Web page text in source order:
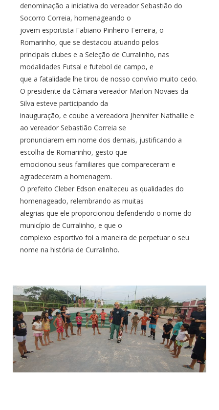
denominação a iniciativa do vereador Sebastião do
Socorro Correia, homenageando o
jovem esportista Fabiano Pinheiro Ferreira, o
Romarinho, que se destacou atuando pelos
principais clubes e a Seleção de Curralinho, nas
modalidades Futsal e futebol de campo, e
que a fatalidade lhe tirou de nosso convívio muito cedo.
O presidente da Câmara vereador Marlon Novaes da
Silva esteve participando da
inauguração, e coube a vereadora Jhennifer Nathallie e
ao vereador Sebastião Correia se
pronunciarem em nome dos demais, justificando a
escolha de Romarinho, gesto que
emocionou seus familiares que compareceram e
agradeceram a homenagem.
O prefeito Cleber Edson enalteceu as qualidades do
homenageado, relembrando as muitas
alegrias que ele proporcionou defendendo o nome do
município de Curralinho, e que o
complexo esportivo foi a maneira de perpetuar o seu
nome na história de Curralinho.